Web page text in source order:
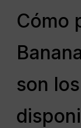
Cómo
son